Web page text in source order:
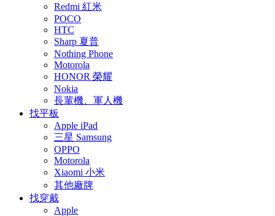
Redmi 紅米
POCO
HTC
Sharp 夏普
Nothing Phone
Motorola
HONOR 榮耀
Nokia
長輩機、軍人機
找平板
Apple iPad
三星 Samsung
OPPO
Motorola
Xiaomi 小米
其他廠牌
找穿戴
Apple